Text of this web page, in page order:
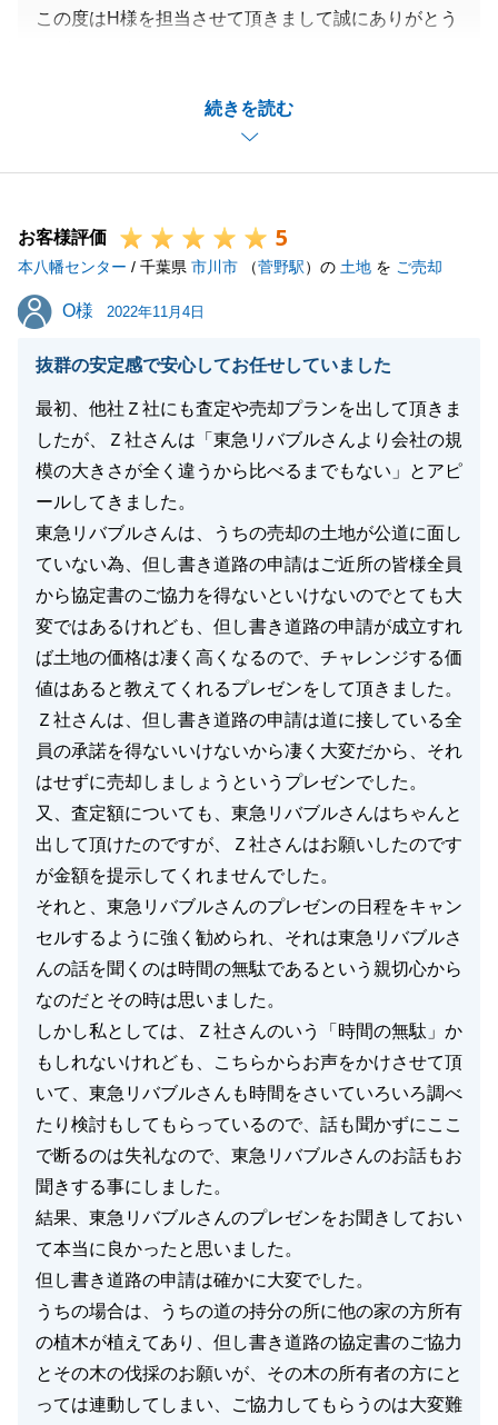
続きを読む
この度はH様を担当させて頂きまして誠にありがとう
纏め無事に引渡しが出来てうれしく思います。
今後も些細な事でも構いませんのでご質問等ございま
したらお気軽にご連絡下さいませ。
お客様評価 5
本八幡センター / 千葉県 市川市 （菅野駅）の 土地 を ご売却
O様
O様 2022年11月4日
抜群の安定感で安心してお任せしていました
最初、他社Ｚ社にも査定や売却プランを出して頂きま
したが、Ｚ社さんは「東急リバブルさんより会社の規
模の大きさが全く違うから比べるまでもない」とアピ
ールしてきました。
東急リバブルさんは、うちの売却の土地が公道に面し
ていない為、但し書き道路の申請はご近所の皆様全員
から協定書のご協力を得ないといけないのでとても大
変ではあるけれども、但し書き道路の申請が成立すれ
ば土地の価格は凄く高くなるので、チャレンジする価
値はあると教えてくれるプレゼンをして頂きました。
Ｚ社さんは、但し書き道路の申請は道に接している全
員の承諾を得ないいけないから凄く大変だから、それ
はせずに売却しましょうというプレゼンでした。
又、査定額についても、東急リバブルさんはちゃんと
出して頂けたのですが、Ｚ社さんはお願いしたのです
が金額を提示してくれませんでした。
それと、東急リバブルさんのプレゼンの日程をキャン
セルするように強く勧められ、それは東急リバブルさ
んの話を聞くのは時間の無駄であるという親切心から
なのだとその時は思いました。
しかし私としては、Ｚ社さんのいう「時間の無駄」か
もしれないけれども、こちらからお声をかけさせて頂
いて、東急リバブルさんも時間をさいていろいろ調べ
たり検討もしてもらっているので、話も聞かずにここ
で断るのは失礼なので、東急リバブルさんのお話もお
聞きする事にしました。
結果、東急リバブルさんのプレゼンをお聞きしておい
て本当に良かったと思いました。
但し書き道路の申請は確かに大変でした。
うちの場合は、うちの道の持分の所に他の家の方所有
の植木が植えてあり、但し書き道路の協定書のご協力
とその木の伐採のお願いが、その木の所有者の方にと
っては連動してしまい、ご協力してもらうのは大変難